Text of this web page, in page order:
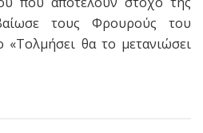
τους Φρουρούς του
«Τολμήσει θα το μετανιώσει